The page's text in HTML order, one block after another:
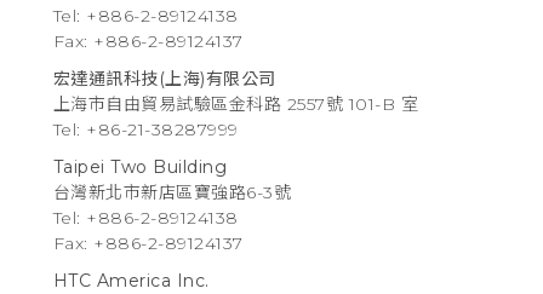
Tel: +886-2-89124138
Fax: +886-2-89124137
宏達通訊科技(上海)有限公司
上海市自由貿易試驗區金科路 2557號 101-B 室
Tel: +86-21-38287999
Taipei Two Building
台灣新北市新店區寶強路6-3號
Tel: +886-2-89124138
Fax: +886-2-89124137
HTC America Inc.